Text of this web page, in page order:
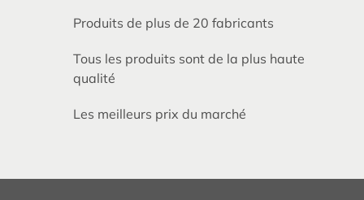
Produits de plus de 20 fabricants
Tous les produits sont de la plus haute
qualité
Les meilleurs prix du marché